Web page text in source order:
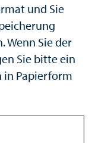
und Sie
Wenn Sie der
Sie bitte ein
in Papierform